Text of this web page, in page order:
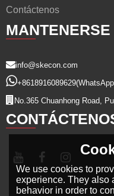
Contáctenos
info@skecon.com
+8618916089629
No.365 Chuanhong Road,
We use cookies to
experience. They also
behavior in order to